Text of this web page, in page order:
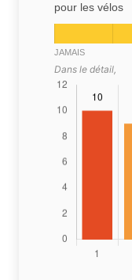
pour les vélos
JAMAIS
Dans le détail,